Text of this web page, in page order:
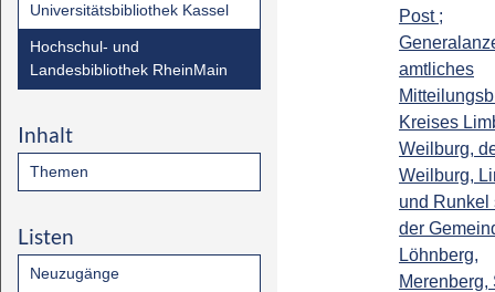
Universitätsbibliothek Kassel
Hochschul- und
Landesbibliothek RheinMain
Inhalt
Themen
Listen
Neuzugänge
Post ;
amtliches
Kreises
Weilburg,
Weilburg,
und Runkel
der
Löhnberg,
Merenberg,